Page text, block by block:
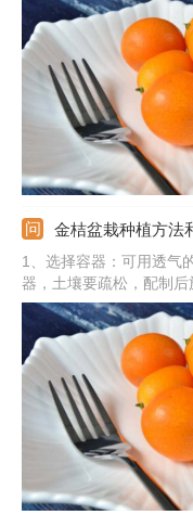
掉果实，还需清除掉枯
合肥，补充营养。5、适
浇水。
金桔盆栽种植方法
1、选择容器：可用透气
器，土壤要疏松，配制
壤，把幼树栽种好，覆
光：缓苗前不要见光，
注意事项：生长期及时